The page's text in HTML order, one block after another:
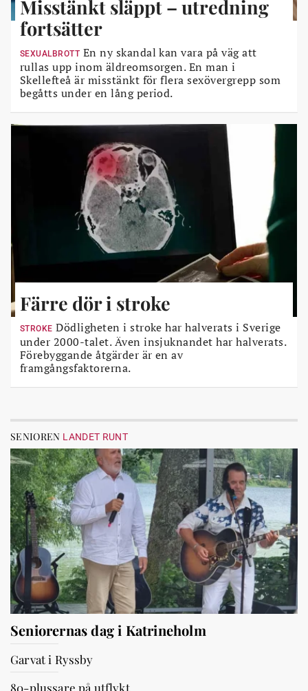
Misstänkt släppt – utredning
fortsätter
SEXUALBROTT En ny skandal kan vara på väg att
rullas upp inom äldreomsorgen. En man i
Skellefteå är misstänkt för flera sexövergrepp som
begåtts under en lång period.
Färre dör i stroke
STROKE Dödligheten i stroke har halverats i Sverige
under 2000-talet. Även insjuknandet har halverats.
Förebyggande åtgärder är en av
framgångsfaktorerna.
SENIOREN LANDET RUNT
Seniorernas dag i Katrineholm
Garvat i Ryssby
80-plussare på utflykt